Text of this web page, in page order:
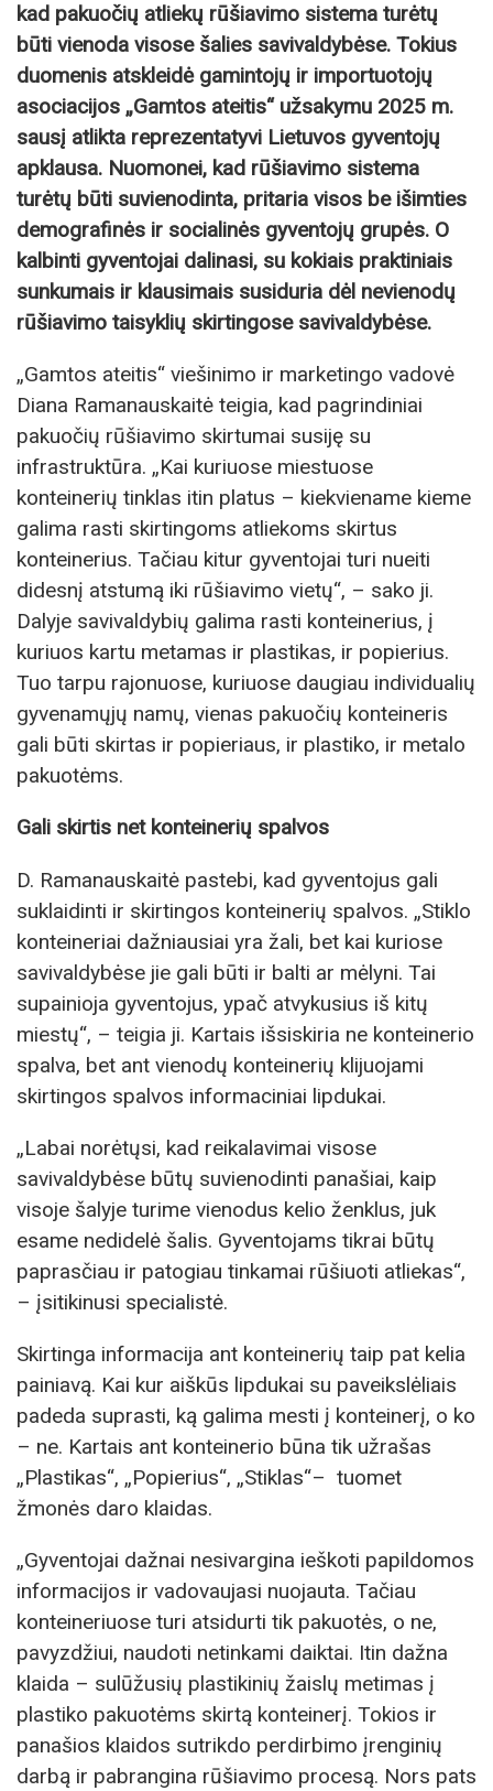
kad pakuočių atliekų rūšiavimo sistema turėtų
būti vienoda visose šalies savivaldybėse. Tokius
duomenis atskleidė gamintojų ir importuotojų
asociacijos „Gamtos ateitis“ užsakymu 2025 m.
sausį atlikta reprezentatyvi Lietuvos gyventojų
apklausa. Nuomonei, kad rūšiavimo sistema
turėtų būti suvienodinta, pritaria visos be išimties
demografinės ir socialinės gyventojų grupės. O
kalbinti gyventojai dalinasi, su kokiais praktiniais
sunkumais ir klausimais susiduria dėl nevienodų
rūšiavimo taisyklių skirtingose savivaldybėse.
„Gamtos ateitis“ viešinimo ir marketingo vadovė
Diana Ramanauskaitė teigia, kad pagrindiniai
pakuočių rūšiavimo skirtumai susiję su
infrastruktūra. „Kai kuriuose miestuose
konteinerių tinklas itin platus – kiekviename kieme
galima rasti skirtingoms atliekoms skirtus
konteinerius. Tačiau kitur gyventojai turi nueiti
didesnį atstumą iki rūšiavimo vietų“, – sako ji.
Dalyje savivaldybių galima rasti konteinerius, į
kuriuos kartu metamas ir plastikas, ir popierius.
Tuo tarpu rajonuose, kuriuose daugiau individualių
gyvenamųjų namų, vienas pakuočių konteineris
gali būti skirtas ir popieriaus, ir plastiko, ir metalo
pakuotėms.
Gali skirtis net konteinerių spalvos
D. Ramanauskaitė pastebi, kad gyventojus gali
suklaidinti ir skirtingos konteinerių spalvos. „Stiklo
konteineriai dažniausiai yra žali, bet kai kuriose
savivaldybėse jie gali būti ir balti ar mėlyni. Tai
supainioja gyventojus, ypač atvykusius iš kitų
miestų“, – teigia ji. Kartais išsiskiria ne konteinerio
spalva, bet ant vienodų konteinerių klijuojami
skirtingos spalvos informaciniai lipdukai.
„Labai norėtųsi, kad reikalavimai visose
savivaldybėse būtų suvienodinti panašiai, kaip
visoje šalyje turime vienodus kelio ženklus, juk
esame nedidelė šalis. Gyventojams tikrai būtų
paprasčiau ir patogiau tinkamai rūšiuoti atliekas“,
– įsitikinusi specialistė.
Skirtinga informacija ant konteinerių taip pat kelia
painiavą. Kai kur aiškūs lipdukai su paveikslėliais
padeda suprasti, ką galima mesti į konteinerį, o ko
– ne. Kartais ant konteinerio būna tik užrašas
„Plastikas“, „Popierius“, „Stiklas“– tuomet
žmonės daro klaidas.
„Gyventojai dažnai nesivargina ieškoti papildomos
informacijos ir vadovaujasi nuojauta. Tačiau
konteineriuose turi atsidurti tik pakuotės, o ne,
pavyzdžiui, naudoti netinkami daiktai. Itin dažna
klaida – sulūžusių plastikinių žaislų metimas į
plastiko pakuotėms skirtą konteinerį. Tokios ir
panašios klaidos sutrikdo perdirbimo įrenginių
darbą ir pabrangina rūšiavimo procesą. Nors pats